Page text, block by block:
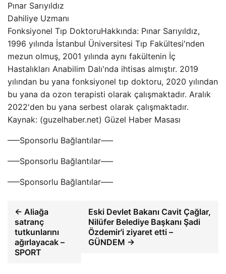
Pınar Sarıyıldız
Dahiliye Uzmanı
Fonksiyonel Tıp DoktoruHakkında: Pınar Sarıyıldız,
1996 yılında İstanbul Üniversitesi Tıp Fakültesi'nden
mezun olmuş, 2001 yılında aynı fakültenin İç
Hastalıkları Anabilim Dalı'nda ihtisas almıştır. 2019
yılından bu yana fonksiyonel tıp doktoru, 2020 yılından
bu yana da ozon terapisti olarak çalışmaktadır. Aralık
2022'den bu yana serbest olarak çalışmaktadır.
Kaynak: (guzelhaber.net) Güzel Haber Masası
—–Sponsorlu Bağlantılar—–
—–Sponsorlu Bağlantılar—–
—–Sponsorlu Bağlantılar—–
← Aliağa
satranç
tutkunlarını
ağırlayacak –
SPORT
Eski Devlet Bakanı Cavit Çağlar,
Nilüfer Belediye Başkanı Şadi
Özdemir'i ziyaret etti –
GÜNDEM →